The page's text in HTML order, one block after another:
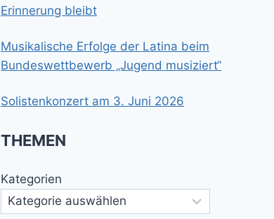
Erinnerung bleibt
Musikalische Erfolge der Latina beim
Bundeswettbewerb „Jugend musiziert“
Solistenkonzert am 3. Juni 2026
THEMEN
Kategorien